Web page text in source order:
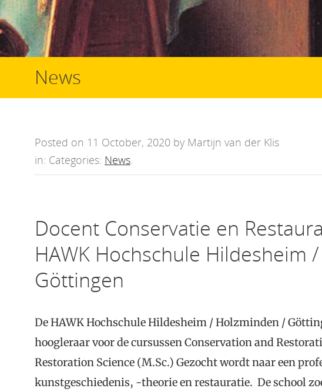
News
Posted on 11 October, 2020 by Martijn van der Klis
in: Categories: News.
Docent Conservatie en
HAWK Hochschule Hildesheim
Göttingen
De HAWK Hochschule Hildesheim / Holzminden /
hoogleraar voor de cursussen Conservation and
Restoration Science (M.Sc.) Gezocht wordt naar een
kunstgeschiedenis, -theorie en restauratie. De school